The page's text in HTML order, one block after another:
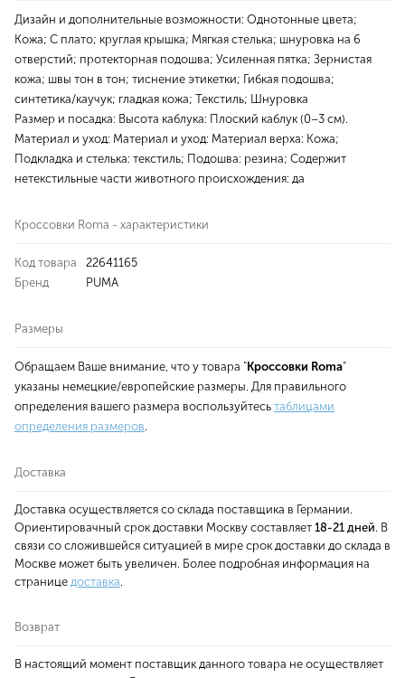
Дизайн и дополнительные возможности: Однотонные цвета;
Кожа; С плато; круглая крышка; Мягкая стелька; шнуровка на 6
отверстий; протекторная подошва; Усиленная пятка; Зернистая
кожа; швы тон в тон; тиснение этикетки; Гибкая подошва;
синтетика/каучук; гладкая кожа; Текстиль; Шнуровка
Размер и посадка: Высота каблука: Плоский каблук (0–3 см).
Материал и уход: Материал и уход: Материал верха: Кожа;
Подкладка и стелька: текстиль; Подошва: резина; Содержит
нетекстильные части животного происхождения: да
Кроссовки Roma - характеристики
Код товара
22641165
Бренд
PUMA
Размеры
Обращаем Ваше внимание, что у товара "Кроссовки Roma"
указаны немецкие/европейские размеры. Для правильного
определения вашего размера воспользуйтесь таблицами
определения размеров.
Доставка
Доставка осуществляется со склада поставщика в Германии.
Ориентировачный срок доставки Москву составляет 18-21 дней. В
связи со сложившейся ситуацией в мире срок доставки до склада в
Москве может быть увеличен. Более подробная информация на
странице доставка.
Возврат
В настоящий момент поставщик данного товара не осуществляет